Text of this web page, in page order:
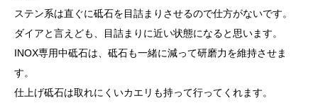
ステン系は直ぐに砥石を目詰まりさせるので仕方がないです。
ダイアと言えども、目詰まりに近い状態になると思います。
INOX専用中砥石は、砥石も一緒に減って研磨力を維持させま
す。
仕上げ砥石は取れにくいカエリも持って行ってくれます。